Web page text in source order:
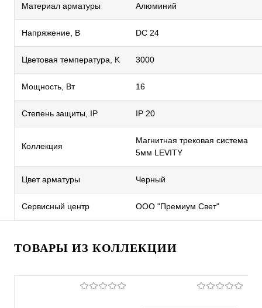
Материал арматуры Алюминий
Напряжение, В DC 24
Цветовая температура, K 3000
Мощность, Вт 16
Степень защиты, IP IP 20
Коллекция
Магнитная трековая система
5мм LEVITY
Цвет арматуры Черный
Сервисный центр ООО "Премиум Свет"
ТОВАРЫ ИЗ КОЛЛЕКЦИИ